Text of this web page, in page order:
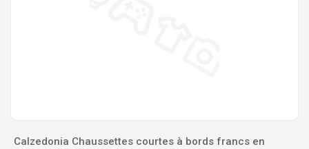
Calzedonia Chaussettes courtes à bords francs en